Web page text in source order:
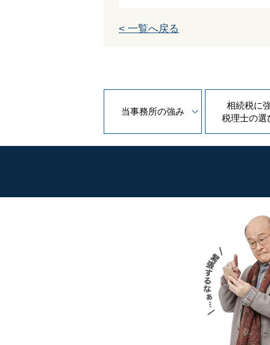
< 一覧へ戻る
当事務所の強み
相続税に
税理士の選